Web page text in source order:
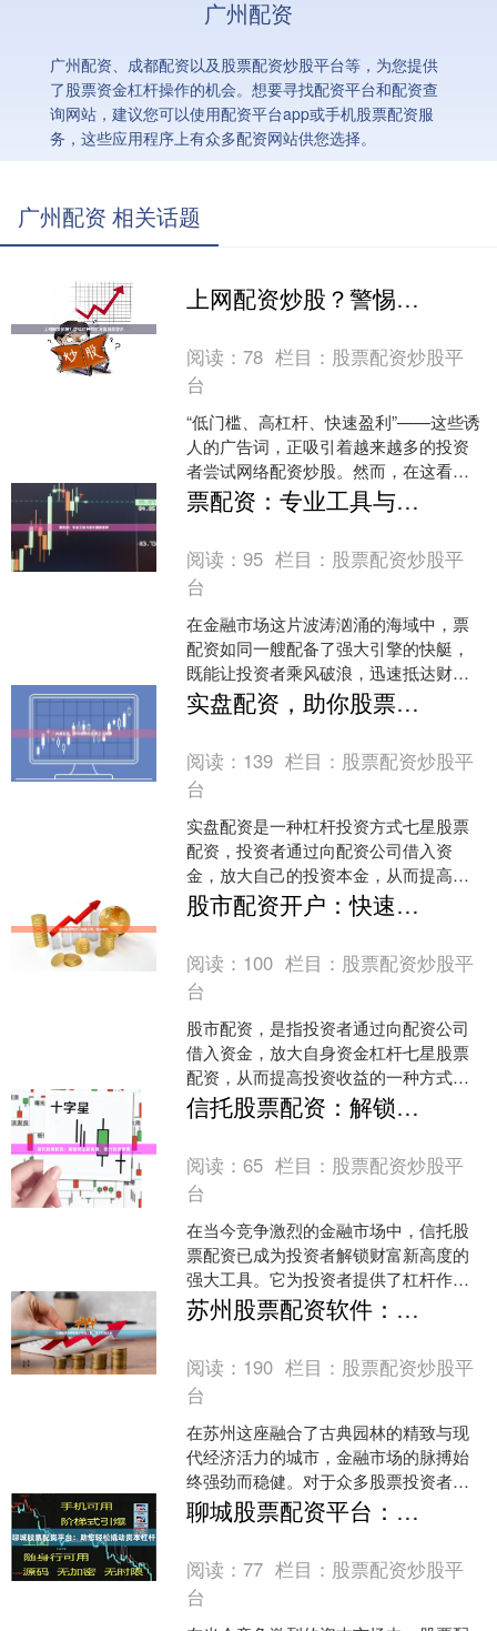
广州配资
广州配资、成都配资以及股票配资炒股平台等，为您提供
了股票资金杠杆操作的机会。想要寻找配资平台和配资查
询网站，建议您可以使用配资平台app或手机股票配资服
务，这些应用程序上有众多配资网站供您选择。
广州配资 相关话题
上网配资炒股？警惕杠杆陷阱与高风险警示
阅读：78 栏目： 股票配资炒股平
台
“低门槛、高杠杆、快速盈利”——这些诱
人的广告词，正吸引着越来越多的投资
者尝试网络配资炒股。然而，在这看似
便捷的财富通道背后七星股票配资，隐
藏着巨大的风险深渊。....
票配资：专业工具与理性策略解析
阅读：95 栏目： 股票配资炒股平
台
在金融市场这片波涛汹涌的海域中，票
配资如同一艘配备了强大引擎的快艇，
既能让投资者乘风破浪，迅速抵达财富
的彼岸，也暗藏着触礁倾覆的巨大风
险。所谓票配资，简而言之，....
实盘配资，助你股票投资更上一层楼
阅读： 139 栏目： 股票配资炒股平
台
实盘配资是一种杠杆投资方式七星股票
配资，投资者通过向配资公司借入资
金，放大自己的投资本金，从而提高投
资收益。实盘配资相较于虚拟盘配资，
具有资金划转至投资者账户、....
股市配资开户：快速入市，轻松获利
阅读： 100 栏目： 股票配资炒股平
台
股市配资，是指投资者通过向配资公司
借入资金，放大自身资金杠杆七星股票
配资，从而提高投资收益的一种方式。
对于资金有限的投资者来说，股市配资
开户无疑是快速入市，轻松....
信托股票配资：解锁财富新高度，助力投资梦想
阅读：65 栏目： 股票配资炒股平
台
在当今竞争激烈的金融市场中，信托股
票配资已成为投资者解锁财富新高度的
强大工具。它为投资者提供了杠杆作
用，让他们能够以更少的资本投资于股
票市场，从而放大潜在收益。....
苏州股票配资软件：专业工具，专注交易本身
阅读： 190 栏目： 股票配资炒股平
台
在苏州这座融合了古典园林的精致与现
代经济活力的城市，金融市场的脉搏始
终强劲而稳健。对于众多股票投资者而
言，如何在瞬息万变的市场中把握先
机，实现资产的稳健增值，是....
聊城股票配资平台：助您轻松撬动资本杠杆
阅读：77 栏目： 股票配资炒股平
台